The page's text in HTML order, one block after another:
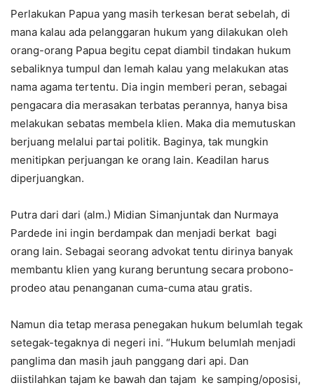
Perlakukan Papua yang masih terkesan berat sebelah, di
mana kalau ada pelanggaran hukum yang dilakukan oleh
orang-orang Papua begitu cepat diambil tindakan hukum
sebaliknya tumpul dan lemah kalau yang melakukan atas
nama agama tertentu. Dia ingin memberi peran, sebagai
pengacara dia merasakan terbatas perannya, hanya bisa
melakukan sebatas membela klien. Maka dia memutuskan
berjuang melalui partai politik. Baginya, tak mungkin
menitipkan perjuangan ke orang lain. Keadilan harus
diperjuangkan.
Putra dari dari (alm.) Midian Simanjuntak dan Nurmaya
Pardede ini ingin berdampak dan menjadi berkat bagi
orang lain. Sebagai seorang advokat tentu dirinya banyak
membantu klien yang kurang beruntung secara probono-
prodeo atau penanganan cuma-cuma atau gratis.
Namun dia tetap merasa penegakan hukum belumlah tegak
setegak-tegaknya di negeri ini. “Hukum belumlah menjadi
panglima dan masih jauh panggang dari api. Dan
diistilahkan tajam ke bawah dan tajam ke samping/oposisi,